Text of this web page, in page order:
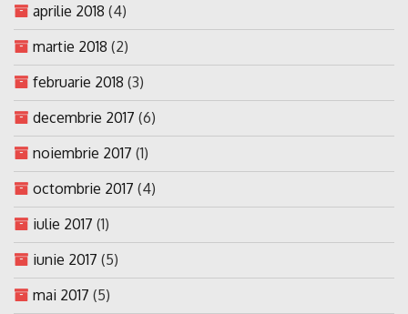
aprilie 2018 (4)
martie 2018 (2)
februarie 2018 (3)
decembrie 2017 (6)
noiembrie 2017 (1)
octombrie 2017 (4)
iulie 2017 (1)
iunie 2017 (5)
mai 2017 (5)